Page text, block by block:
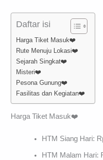
Daftar isi
Harga Tiket Masuk❤️
Rute Menuju Lokasi❤️
Sejarah Singkat❤️
Misteri❤️
Pesona Gunung❤️
Fasilitas dan Kegiatan❤️
Harga Tiket Masuk❤️
HTM Siang Hari:
HTM Malam Hari: